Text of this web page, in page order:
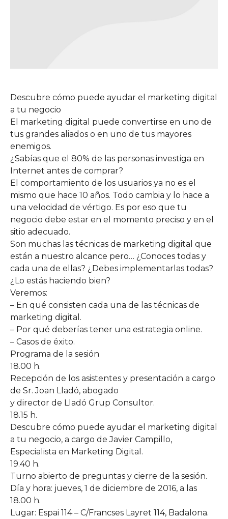
Descubre cómo puede ayudar el marketing digital
a tu negocio
El marketing digital puede convertirse en uno de
tus grandes aliados o en uno de tus mayores
enemigos.
¿Sabías que el 80% de las personas investiga en
Internet antes de comprar?
El comportamiento de los usuarios ya no es el
mismo que hace 10 años. Todo cambia y lo hace a
una velocidad de vértigo. Es por eso que tu
negocio debe estar en el momento preciso y en el
sitio adecuado.
Son muchas las técnicas de marketing digital que
están a nuestro alcance pero… ¿Conoces todas y
cada una de ellas? ¿Debes implementarlas todas?
¿Lo estás haciendo bien?
Veremos:
– En qué consisten cada una de las técnicas de
marketing digital.
– Por qué deberías tener una estrategia online.
– Casos de éxito.
Programa de la sesión
18.00 h.
Recepción de los asistentes y presentación a cargo
de Sr. Joan Lladó, abogado
y director de Lladó Grup Consultor.
18.15 h.
Descubre cómo puede ayudar el marketing digital
a tu negocio, a cargo de Javier Campillo,
Especialista en Marketing Digital.
19.40 h.
Turno abierto de preguntas y cierre de la sesión.
Día y hora: jueves, 1 de diciembre de 2016, a las
18.00 h.
Lugar: Espai 114 – C/Francses Layret 114, Badalona.